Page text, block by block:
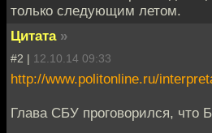
только следующим летом.
Цитата »
#2 | 12.10.14 09:33
http://www.politonline.ru/
Глава СБУ проговорился, что